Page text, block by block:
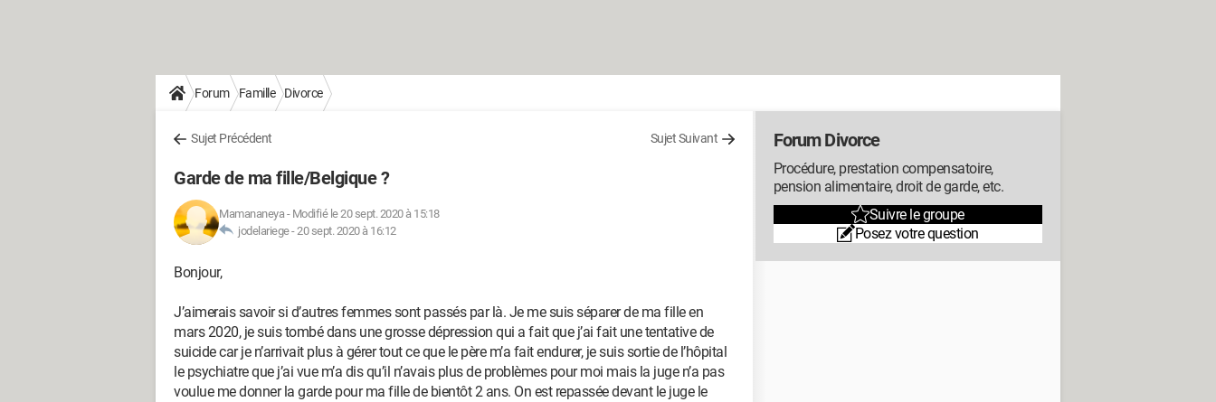
Forum Famille Divorce
Sujet Précédent Sujet Suivant
Garde de ma fille/Belgique ?
Mamananeya- Modifié le 20 sept. 2020 à 15:18
jodelariege -20 sept. 2020 à 16:12
Bonjour,
J’aimerais savoir si d’autres femmes sont passés par là. Je me suis séparer de ma fille en
mars 2020, je suis tombé dans une grosse dépression qui a fait que j’ai fait une tentative de
suicide car je n’arrivait plus à gérer tout ce que le père m’a fait endurer, je suis sortie de l’hôpital
le psychiatre que j’ai vue m’a dis qu’il n’avais plus de problèmes pour moi mais la juge n’a pas
voulue me donner la garde pour ma fille de bientôt 2 ans. On est repassée devant le juge le
Forum Divorce
Procédure, prestation compensatoire,
pension alimentaire, droit de garde, etc.
Suivre le groupe
Posez votre question